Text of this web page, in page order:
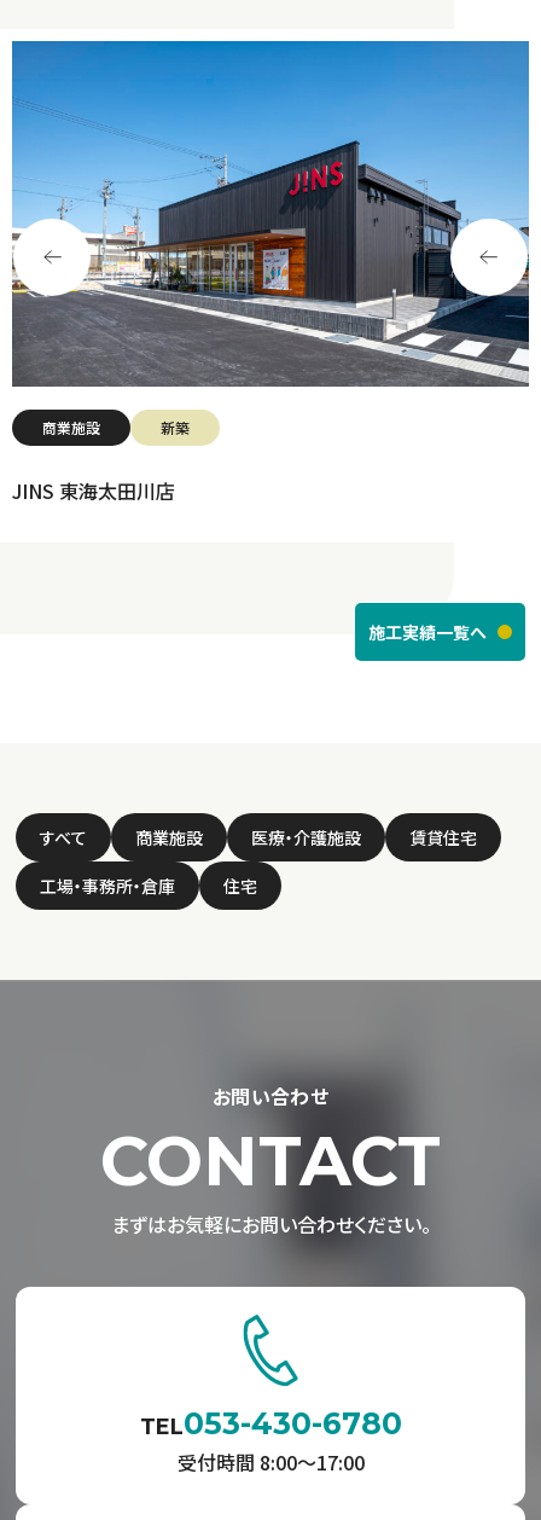
商業施設 新築
JINS 東海太田川店
施工実績一覧へ
すべて 商業施設 医療・介護施設
賃貸住宅
工場・事務所・倉庫
住宅
お問い合わせ
CONTACT
まずはお気軽にお問い合わせください。
TEL053-430-6780
受付時間 8:00〜17:00